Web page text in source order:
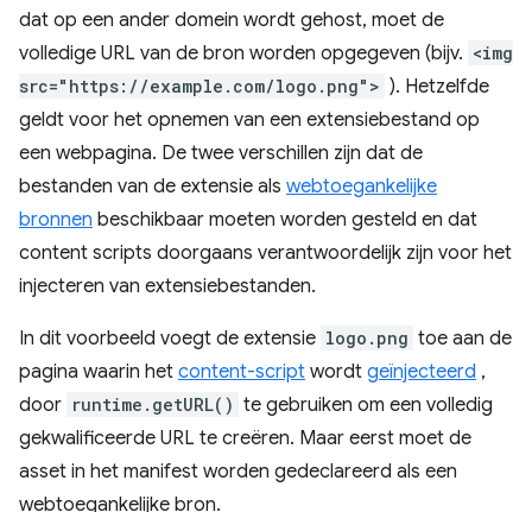
dat op een ander domein wordt gehost, moet de
volledige URL van de bron worden opgegeven (bijv. <img
src="https://example.com/logo.png"> ). Hetzelfde
geldt voor het opnemen van een extensiebestand op
een webpagina. De twee verschillen zijn dat de
bestanden van de extensie als webtoegankelijke
bronnen beschikbaar moeten worden gesteld en dat
content scripts doorgaans verantwoordelijk zijn voor het
injecteren van extensiebestanden.
In dit voorbeeld voegt de extensie logo.png toe aan de
pagina waarin het content-script wordt geïnjecteerd ,
door runtime.getURL() te gebruiken om een ​​volledig
gekwalificeerde URL te creëren. Maar eerst moet de
asset in het manifest worden gedeclareerd als een
webtoegankelijke bron.